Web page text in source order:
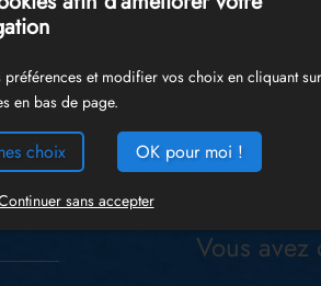
Plus
Vous avez
et modifier vos choix en cliquant sur
en bas de page.
choix OK pour moi !
sans accepter